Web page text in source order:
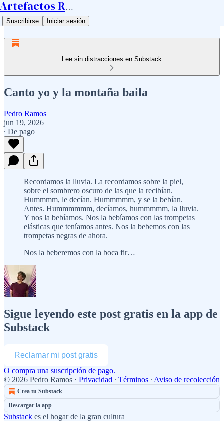
Artefactos Ramos
Suscribirse Iniciar sesión
Lee sin distracciones en Substack
Canto yo y la montaña baila
Pedro Ramos
jun 19, 2026
∙ De pago
Recordamos la lluvia. La recordamos sobre la piel,
sobre el sombrero oscuro de las que la recibían.
Hummmm, le decían. Hummmmm, y se la bebían.
Antes. Hummmmmm, decíamos, hummmmm, la lluvia.
Y nos la bebíamos. Nos la bebíamos con las trompetas
elásticas que teníamos antes. Nos la bebemos con las
trompetas negras de ahora.
Nos la beberemos con la boca fir…
Sigue leyendo este post gratis en la app de
Substack
Reclamar mi post gratis
O compra una suscripción de pago.
© 2026 Pedro Ramos · Privacidad ∙ Términos ∙ Aviso de recolección
Crea tu Substack
Descargar la app
Substack es el hogar de la gran cultura